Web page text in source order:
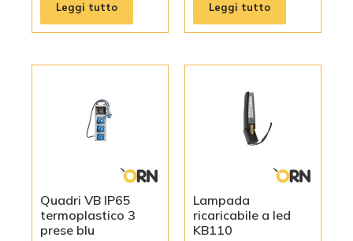
Leggi tutto Leggi tutto
Quadri VB IP65
termoplastico 3
prese blu
Lampada
ricaricabile a led
KB110